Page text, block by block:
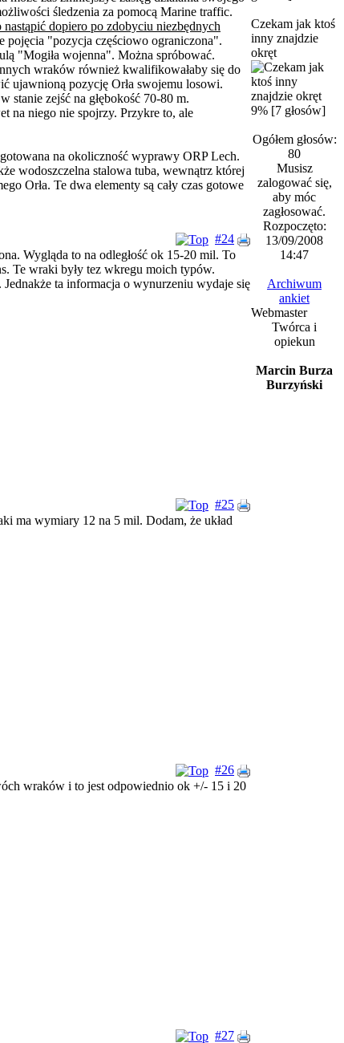
śledzenia za pomocą Marine traffic.
dopiero po zdobyciu niezbędnych
pojęcia "pozycja częściowo ograniczona".
"Mogiła wojenna". Można spróbować.
wraków również kwalifikowałaby się do
ujawnioną pozycję Orła swojemu losowi.
stanie zejść na głębokość 70-80 m.
na niego nie spojrzy. Przykre to, ale
na okoliczność wyprawy ORP Lech.
wodoszczelna stalowa tuba, wewnątrz której
Orła. Te dwa elementy są cały czas gotowe
#24
Wygląda to na odległość ok 15-20 mil. To
Te wraki były tez wkregu moich typów.
Jednakże ta informacja o wynurzeniu wydaje się
#25
ma wymiary 12 na 5 mil. Dodam, że układ
#26
wraków i to jest odpowiednio ok +/- 15 i 20
#27
Czekam jak ktoś
inny znajdzie
okręt
9% [7 głosów]
Ogółem głosów:
80
Musisz
zalogować się,
aby móc
zagłosować.
Rozpoczęto:
13/09/2008
14:47
Archiwum
ankiet
Webmaster
Twórca i
opiekun
Marcin Burza
Burzyński